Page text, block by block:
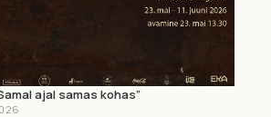
ajal samas kohas”